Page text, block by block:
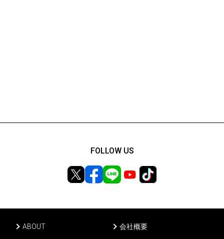
ABOUT
会社概要
FOLLOW US